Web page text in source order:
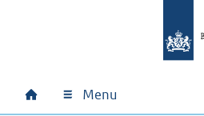
Hoofdnavigatie
Home Menu